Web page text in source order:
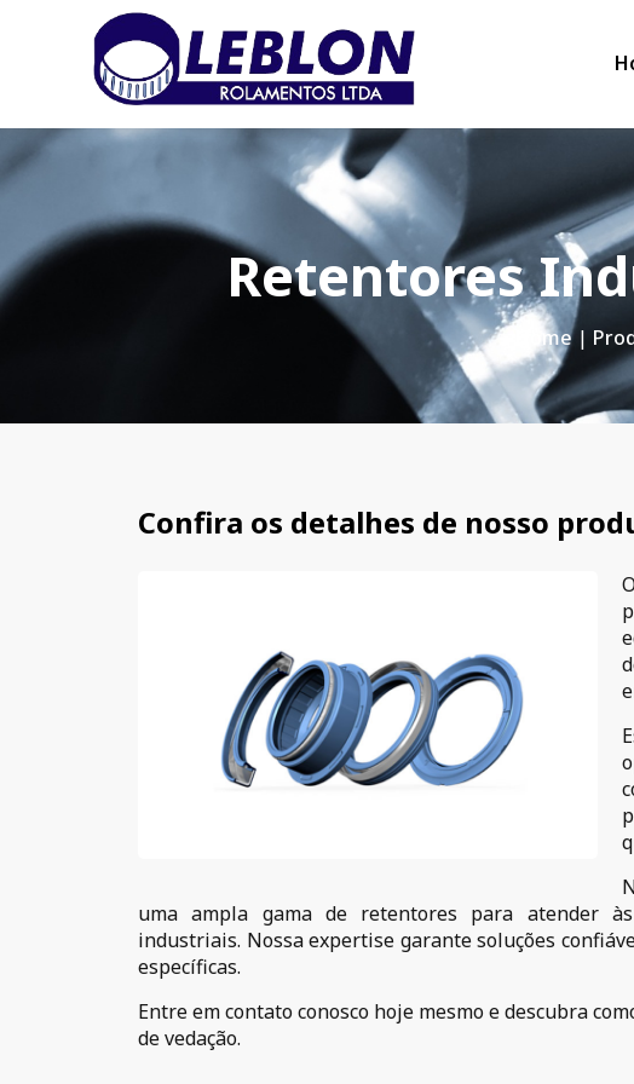
Retentores
Home|
Confira os detalhes de nosso
uma ampla gama de retentores para atender
industriais. Nossa expertise garante soluções
específicas.
Entre em contato conosco hoje mesmo e descubra
de vedação.